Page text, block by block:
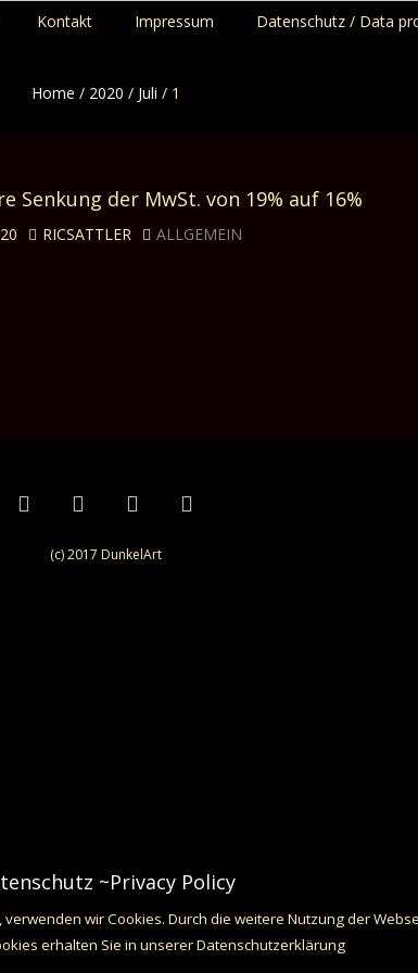
Kontakt Impressum Datenschutz / Data
Home / 2020 / Juli / 1
Senkung der MwSt. von 19% auf 16%
RICSATTLER ALLGEMEIN
(c) 2017 DunkelArt
~Privacy Policy
wir Cookies. Durch die weitere Nutzung der
erhalten Sie in unserer Datenschutzerklärung